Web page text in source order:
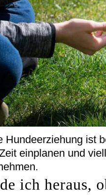
Hundeerziehung ist
einplanen und
ich heraus,